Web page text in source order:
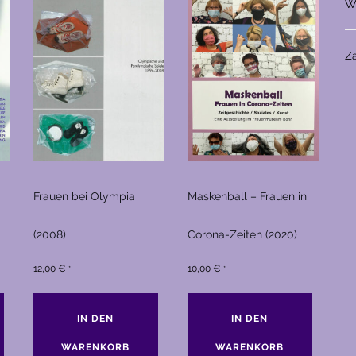
Frauen bei Olympia
(2008)
12,00 € *
IN DEN
WARENKORB
Maskenball – Frauen in
Corona-Zeiten (2020)
10,00 € *
IN DEN
WARENKORB